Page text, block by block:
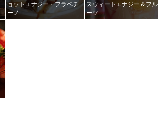
ョットエナジー・フラペチ
ーノ
スウィートエナジー＆フル
ーツ